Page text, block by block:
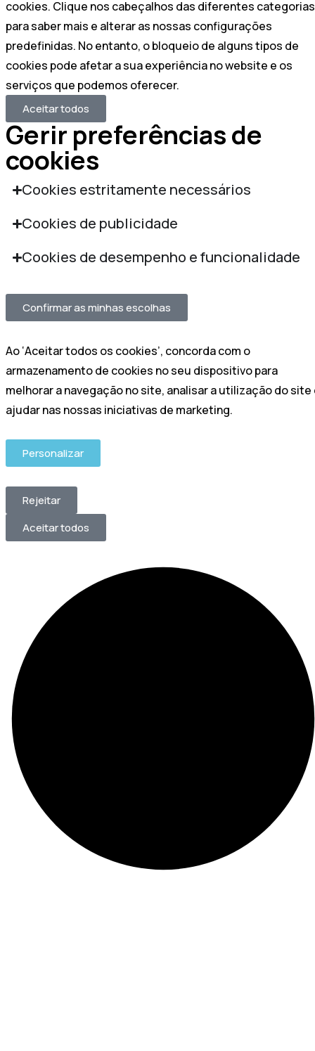
cookies. Clique nos cabeçalhos das diferentes categorias
para saber mais e alterar as nossas configurações
predefinidas. No entanto, o bloqueio de alguns tipos de
cookies pode afetar a sua experiência no website e os
serviços que podemos oferecer.
Aceitar todos
Gerir preferências de
cookies
Cookies estritamente necessários
Cookies de publicidade
Cookies de desempenho e funcionalidade
Confirmar as minhas escolhas
Ao ‘Aceitar todos os cookies’, concorda com o
armazenamento de cookies no seu dispositivo para
melhorar a navegação no site, analisar a utilização do site
ajudar nas nossas iniciativas de marketing.
Personalizar
Rejeitar
Aceitar todos